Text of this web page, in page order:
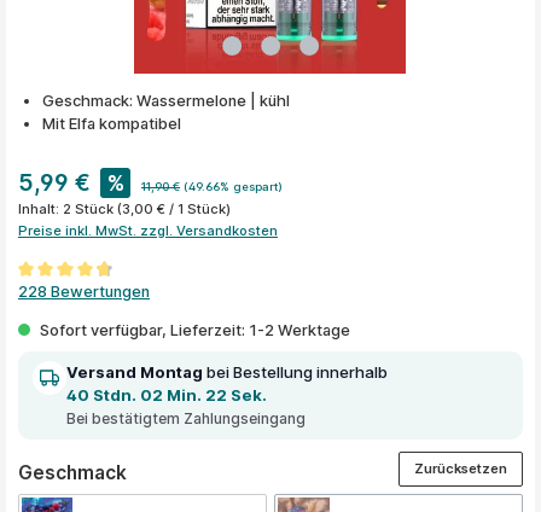
Geschmack: Wassermelone | kühl
Mit Elfa kompatibel
5,99 € % 11,90 € (49.66% gespart)
Inhalt: 2 Stück (3,00 € / 1 Stück)
Preise inkl. MwSt. zzgl. Versandkosten
Durchschnittliche Bewertung von 4.8 von 5 Sternen
228 Bewertungen
Sofort verfügbar, Lieferzeit: 1-2 Werktage
Versand Montag bei Bestellung innerhalb
40 Stdn. 02 Min. 22 Sek.
Bei bestätigtem Zahlungseingang
Geschmackauswählen Zurücksetzen